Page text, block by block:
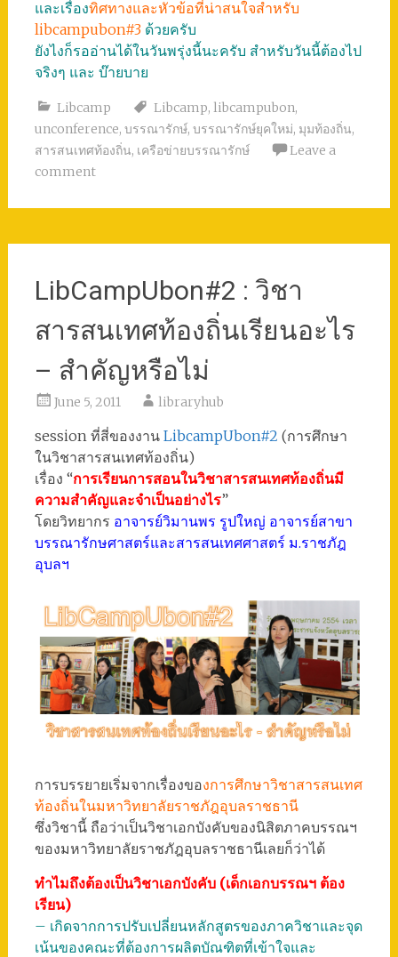
และเรื่องทิศทางและหัวข้อที่น่าสนใจสำหรับ
libcampubon#3ด้วยครับ
ยังไงก็รออ่านได้ในวันพรุ่งนี้นะครับ สำหรับวันนี้ต้องไป
จริงๆ และ บ๊ายบาย
Libcamp Libcamp, libcampubon,
unconference, บรรณารักษ์, บรรณารักษ์ยุคใหม่, มุมท้องถิ่น,
สารสนเทศท้องถิ่น, เครือข่ายบรรณารักษ์
Leave a
comment
LibCampUbon#2 : วิชา
สารสนเทศท้องถิ่นเรียนอะไร
– สำคัญหรือไม่
June 5, 2011 libraryhub
session ที่สี่ของงาน LibcampUbon#2 (การศึกษา
ในวิชาสารสนเทศท้องถิ่น)
เรื่อง “การเรียนการสอนในวิชาสารสนเทศท้องถิ่นมี
ความสำคัญและจำเป็นอย่างไร”
โดยวิทยากร อาจารย์วิมานพร รูปใหญ่ อาจารย์สาขา
บรรณารักษศาสตร์และสารสนเทศศาสตร์ ม.ราชภัฎ
อุบลฯ
การบรรยายเริ่มจากเรื่องของการศึกษาวิชาสารสนเทศ
ท้องถิ่นในมหาวิทยาลัยราชภัฎอุบลราชธานี
ซึ่งวิชานี้ ถือว่าเป็นวิชาเอกบังคับของนิสิตภาคบรรณฯ
ของมหาวิทยาลัยราชภัฎอุบลราชธานีเลยก็ว่าได้
ทำไมถึงต้องเป็นวิชาเอกบังคับ (เด็กเอกบรรณฯ ต้อง
เรียน)
– เกิดจากการปรับเปลี่ยนหลักสูตรของภาควิชาและจุด
เน้นของคณะที่ต้องการผลิตบัณฑิตที่เข้าใจและ